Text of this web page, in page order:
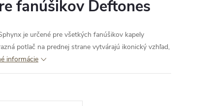
fanúšikov Deftones
je určené pre všetkých fanúšikov kapely
potlač na prednej strane vytvárajú ikonický vzhľad,
informácie